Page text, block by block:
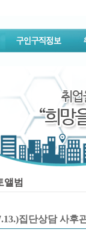
앨범
집단상담 사후